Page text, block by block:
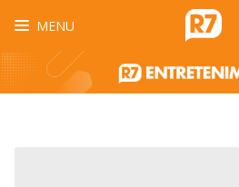
MENU